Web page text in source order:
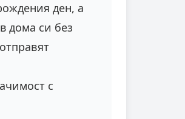
ден, а
дома си без
с